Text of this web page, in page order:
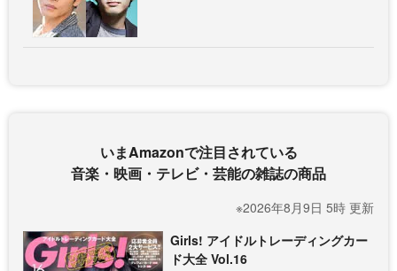
いまAmazonで注目されている
音楽・映画・テレビ・芸能の雑誌の商品
※2026年8月9日 5時 更新
Girls! アイドルトレーディングカー
ド大全 Vol.16